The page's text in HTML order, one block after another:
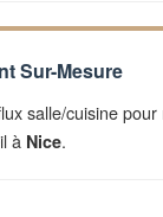
Sur-Mesure
salle/cuisine
à Nice.